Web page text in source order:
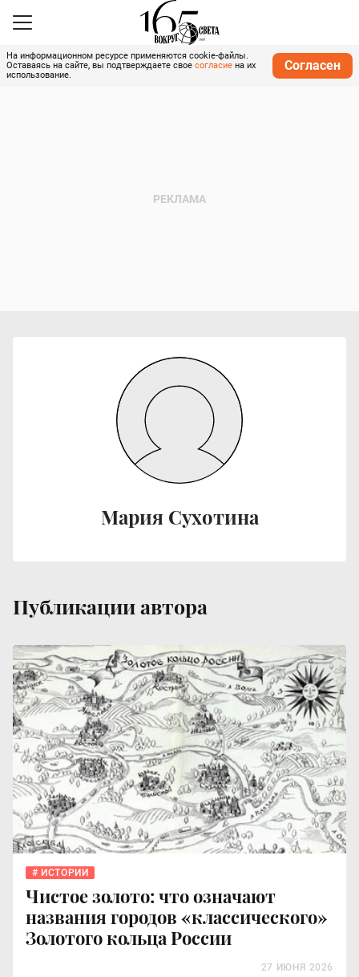
На информационном ресурсе применяются cookie-файлы.
Оставаясь на сайте, вы подтверждаете свое согласие на их
использование.
Согласен
Мария Сухотина
Публикации автора
ИСТОРИИ
Чистое золото: что означают
названия городов «классического»
Золотого кольца России
27 ИЮНЯ 2026